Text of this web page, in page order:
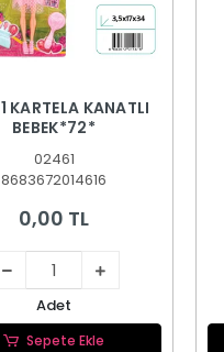
KARTELA KANATLI
BEBEK*72*
02461
8683672014616
0,00 TL
Adet
Sepete Ekle